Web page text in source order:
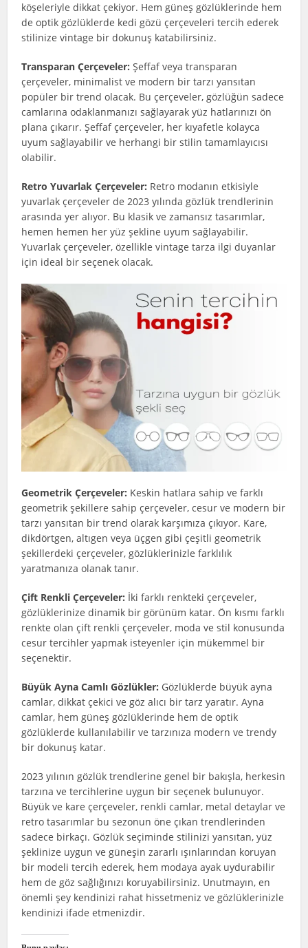
köşeleriyle dikkat çekiyor. Hem güneş gözlüklerinde hem
de optik gözlüklerde kedi gözü çerçeveleri tercih ederek
stilinize vintage bir dokunuş katabilirsiniz.
Transparan Çerçeveler: Şeffaf veya transparan
çerçeveler, minimalist ve modern bir tarzı yansıtan
popüler bir trend olacak. Bu çerçeveler, gözlüğün sadece
camlarına odaklanmanızı sağlayarak yüz hatlarınızı ön
plana çıkarır. Şeffaf çerçeveler, her kıyafetle kolayca
uyum sağlayabilir ve herhangi bir stilin tamamlayıcısı
olabilir.
Retro Yuvarlak Çerçeveler: Retro modanın etkisiyle
yuvarlak çerçeveler de 2023 yılında gözlük trendlerinin
arasında yer alıyor. Bu klasik ve zamansız tasarımlar,
hemen hemen her yüz şekline uyum sağlayabilir.
Yuvarlak çerçeveler, özellikle vintage tarza ilgi duyanlar
için ideal bir seçenek olacak.
Geometrik Çerçeveler: Keskin hatlara sahip ve farklı
geometrik şekillere sahip çerçeveler, cesur ve modern bir
tarzı yansıtan bir trend olarak karşımıza çıkıyor. Kare,
dikdörtgen, altıgen veya üçgen gibi çeşitli geometrik
şekillerdeki çerçeveler, gözlüklerinizle farklılık
yaratmanıza olanak tanır.
Çift Renkli Çerçeveler: İki farklı renkteki çerçeveler,
gözlüklerinize dinamik bir görünüm katar. Ön kısmı farklı
renkte olan çift renkli çerçeveler, moda ve stil konusunda
cesur tercihler yapmak isteyenler için mükemmel bir
seçenektir.
Büyük Ayna Camlı Gözlükler: Gözlüklerde büyük ayna
camlar, dikkat çekici ve göz alıcı bir tarz yaratır. Ayna
camlar, hem güneş gözlüklerinde hem de optik
gözlüklerde kullanılabilir ve tarzınıza modern ve trendy
bir dokunuş katar.
2023 yılının gözlük trendlerine genel bir bakışla, herkesin
tarzına ve tercihlerine uygun bir seçenek bulunuyor.
Büyük ve kare çerçeveler, renkli camlar, metal detaylar ve
retro tasarımlar bu sezonun öne çıkan trendlerinden
sadece birkaçı. Gözlük seçiminde stilinizi yansıtan, yüz
şeklinize uygun ve güneşin zararlı ışınlarından koruyan
bir modeli tercih ederek, hem modaya ayak uydurabilir
hem de göz sağlığınızı koruyabilirsiniz. Unutmayın, en
önemli şey kendinizi rahat hissetmeniz ve gözlüklerinizle
kendinizi ifade etmenizdir.